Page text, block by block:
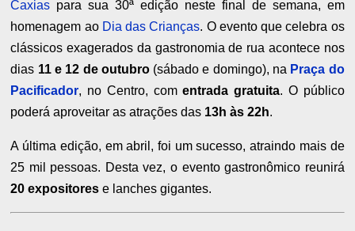
Caxias para sua 30ª edição neste final de semana, em
homenagem ao Dia das Crianças. O evento que celebra os
clássicos exagerados da gastronomia de rua acontece nos
dias 11 e 12 de outubro(sábado e domingo), na Praça do
Pacificador, no Centro, comentrada gratuita. O público
poderá aproveitar as atrações das 13h às 22h.
A última edição, em abril, foi um sucesso, atraindo mais de
25 mil pessoas. Desta vez, o evento gastronômico reunirá
20 expositores e lanches gigantes.